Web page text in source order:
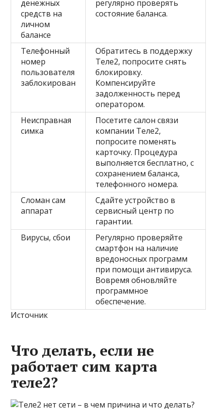
денежных
средств на
личном
балансе
регулярно проверять
состояние баланса.
Телефонный
номер
пользователя
заблокирован
Обратитесь в поддержку
Теле2, попросите снять
блокировку.
Компенсируйте
задолженность перед
оператором.
Неисправная
симка
Посетите салон связи
компании Теле2,
попросите поменять
карточку. Процедура
выполняется бесплатно, с
сохранением баланса,
телефонного номера.
Сломан сам
аппарат
Сдайте устройство в
сервисный центр по
гарантии.
Вирусы, сбои
Регулярно проверяйте
смартфон на наличие
вредоносных программ
при помощи антивируса.
Вовремя обновляйте
программное
обеспечение.
Источник
Что делать, если не
работает сим карта
теле2?